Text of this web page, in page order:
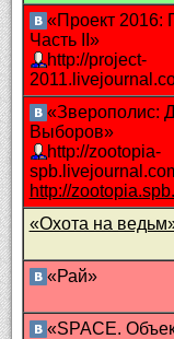
«Проект 2016:
Часть II»
http://project-
«Зверополис:
Выборов»
http://zootopia-
http://
«Охота на
«Рай»
«SPACE.